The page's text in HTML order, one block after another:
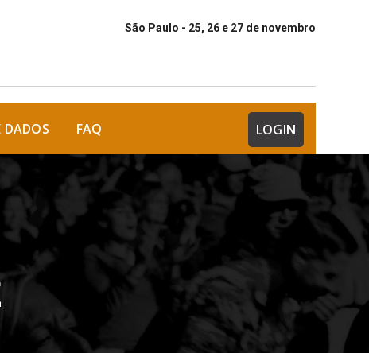
São Paulo - 25, 26 e 27 de novembro
DADOS FAQ LOGIN